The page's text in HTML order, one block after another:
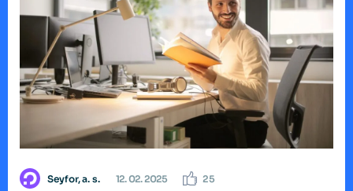
Seyfor, a. s. 12. 02. 2025 25